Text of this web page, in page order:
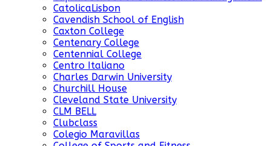
CatolicaLisbon
Cavendish School of English
Caxton College
Centenary College
Centennial College
Centro Italiano
Charles Darwin University
Churchill House
Cleveland State University
CLM BELL
Clubclass
Colegio Maravillas